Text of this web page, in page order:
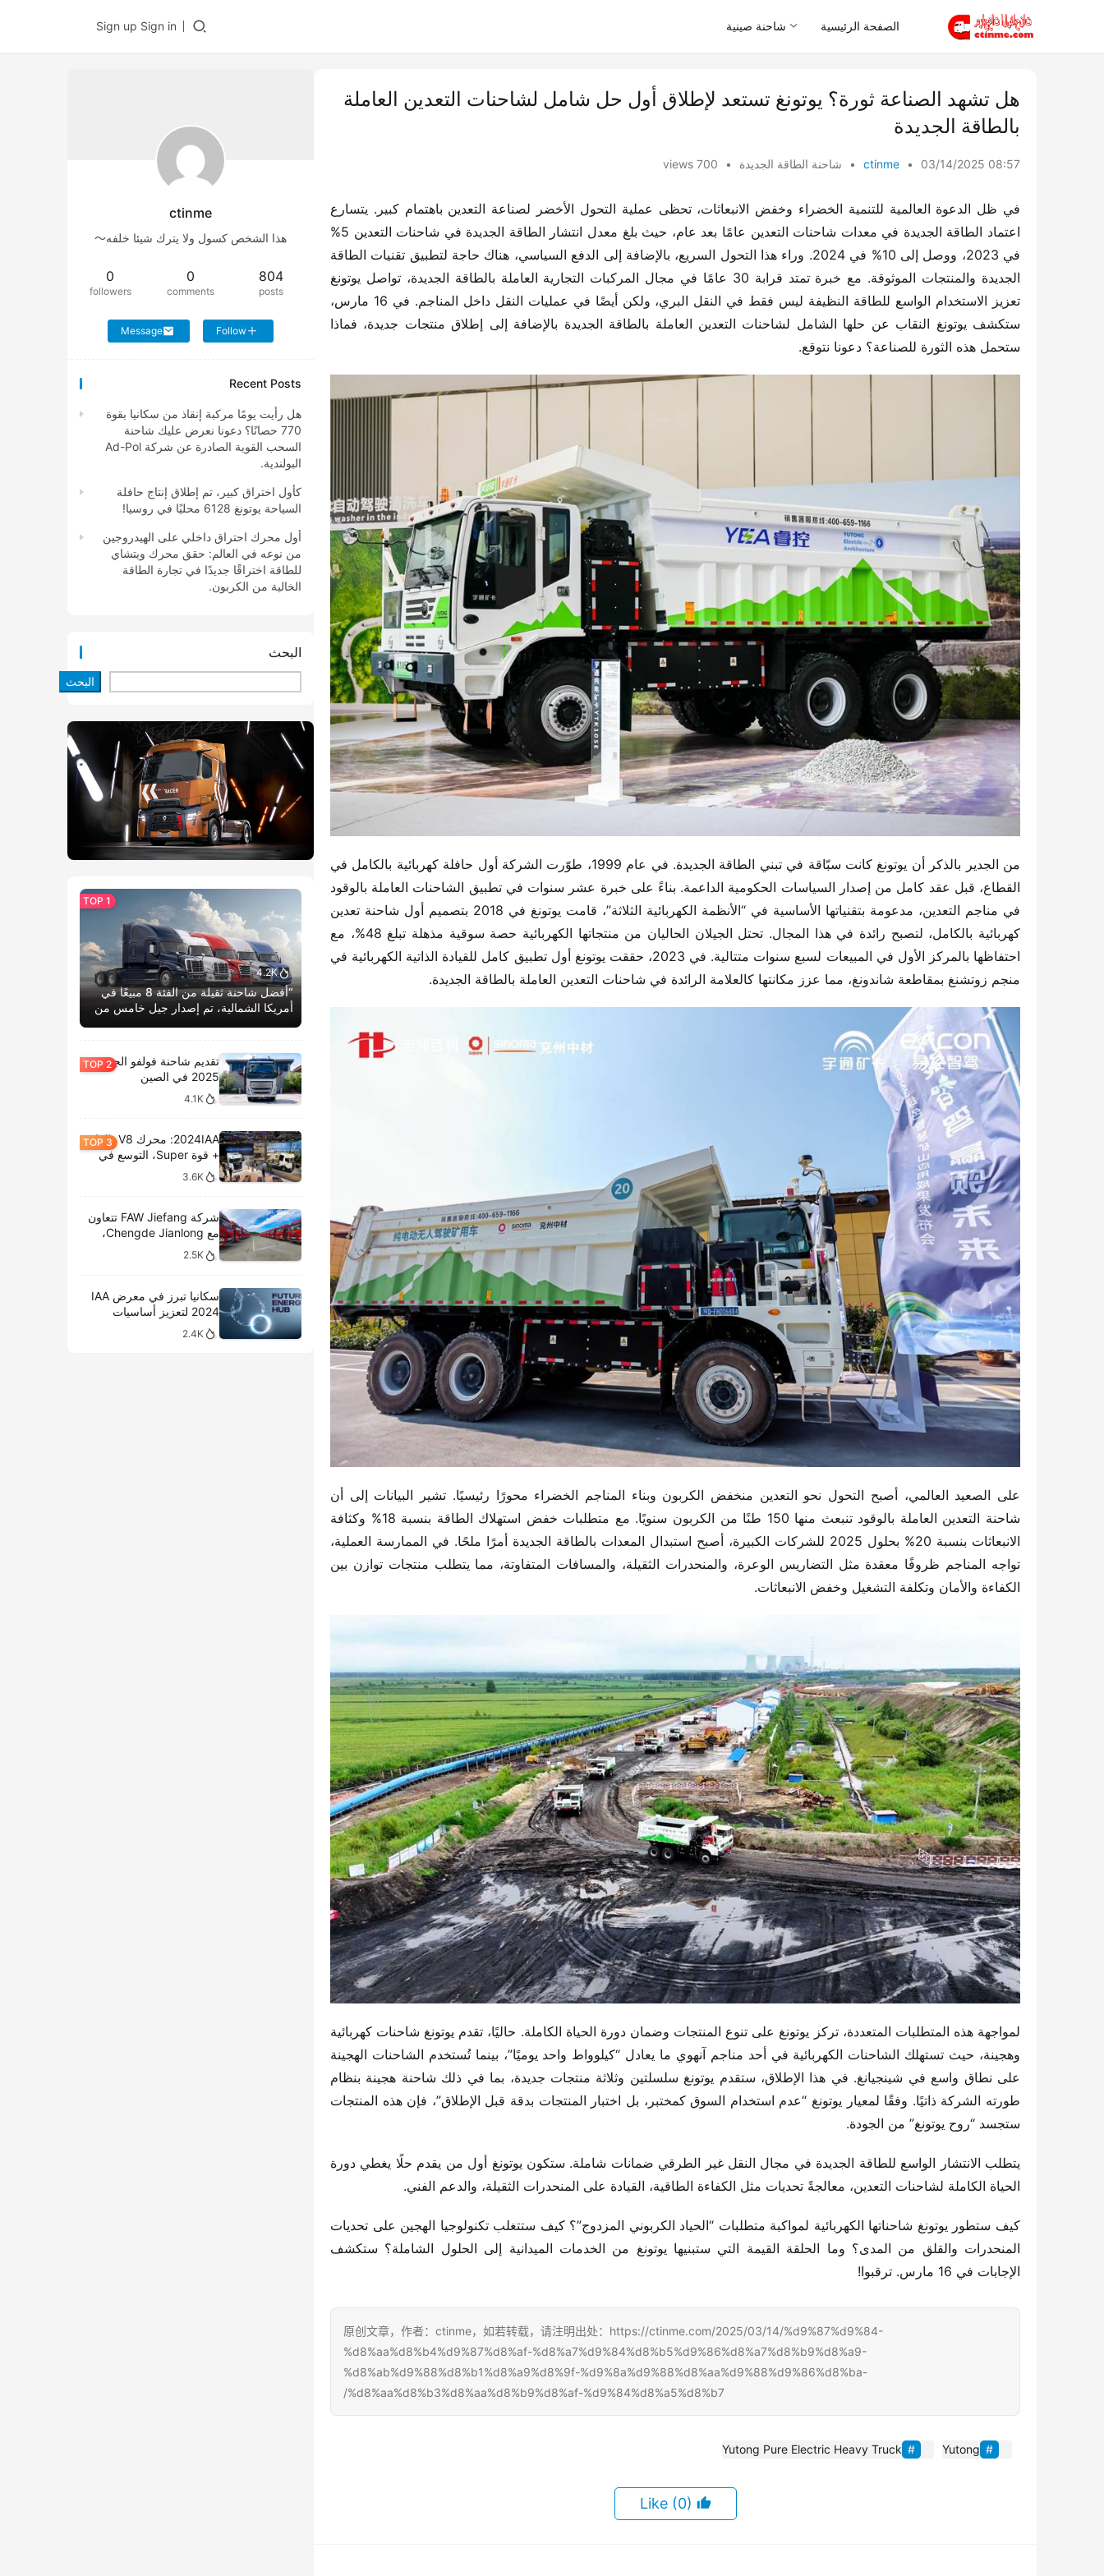
الصفحة الرئيسية شاحنة صينية Sign in
Sign up
هل تشهد الصناعة ثورة؟ يوتونغ تستعد لإطلاق أول حل شامل لشاحنات التعدين العاملة
بالطاقة الجديدة
ctinme • 03/14/2025 08:57
• شاحنة الطاقة الجديدة •
700 views
ستحمل هذه الثورة للصناعة؟ دعونا نتوقع.
منجم زوتشنغ بمقاطعة شاندونغ، مما عزز مكانتها كالعلامة الرائدة في شاحنات التعدين العاملة بالطاقة الجديدة.
الكفاءة والأمان وتكلفة التشغيل وخفض الانبعاثات.
ستجسد “روح يوتونغ” من الجودة.
الحياة الكاملة لشاحنات التعدين، معالجةً تحديات مثل الكفاءة الطاقية، القيادة على المنحدرات الثقيلة، والدعم الفني.
الإجابات في 16 مارس. ترقبوا!
原创文章，作者：ctinme，如若转载，请注明出处：https://ctinme.com/2025/03/14/%d9%87%d9%84-
%d8%aa%d8%b4%d9%87%d8%af-%d8%a7%d9%84%d8%b5%d9%86%d8%a7%d8%b9%d8%a9-
%d8%ab%d9%88%d8%b1%d8%a9%d8%9f-%d9%8a%d9%88%d8%aa%d9%88%d9%86%d8%ba-
%d8%aa%d8%b3%d8%aa%d8%b9%d8%af-%d9%84%d8%a5%d8%b7/
Yutong
Yutong Pure Electric Heavy Truck
(0)
ctinme
هذا الشخص كسول ولا يترك شيئا خلفه～
804
posts
0
comments
0
followers
Follow
Message
Recent Posts
هل رأيت يومًا مركبة إنقاذ من سكانيا بقوة
770 حصانًا؟ دعونا نعرض عليك شاحنة
السحب القوية الصادرة عن شركة Ad-Pol
البولندية.
كأول اختراق كبير، تم إطلاق إنتاج حافلة
السياحة يوتونغ 6128 محليًا في روسيا!
أول محرك احتراق داخلي على الهيدروجين
من نوعه في العالم: حقق محرك ويتشاي
للطاقة اختراقًا جديدًا في تجارة الطاقة
الخالية من الكربون.
البحث
البحث
4.2K
“أفضل شاحنة ثقيلة من الفئة 8 مبيعًا في
أمريكا الشمالية، تم إصدار جيل خامس من
تقديم شاحنة فولفو الجديدة
2025 في الصين
4.1K
2024IAA: محرك V8، الغاز
+ قوة Super، التوسع في
الطرازات الكهربائية،
وتحليل المعروضات الداخلية
3.6K
شركة FAW Jiefang تتعاون
مع Chengde Jianlong،
وتكشف النقاب عن تسليم
2.5K
سكانيا تبرز في معرض IAA
2024 لتعزيز أساسيات
النقل المستدام
2.4K